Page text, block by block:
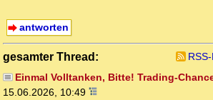
antworten
gesamter Thread:
Einmal Volltanken, Bitte! Trading-
15.06.2026, 10:49